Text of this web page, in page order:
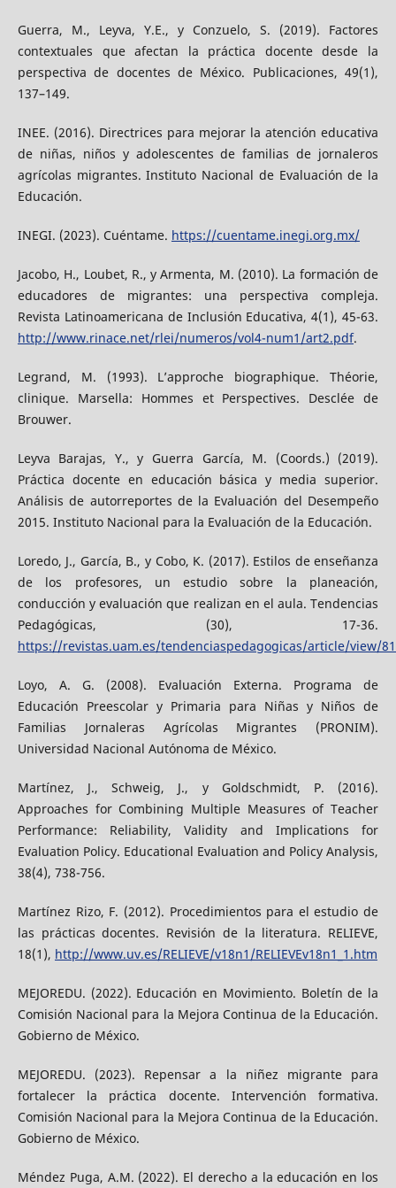
Guerra, M., Leyva, Y.E., y Conzuelo, S. (2019). Factores
contextuales que afectan la práctica docente desde la
perspectiva de docentes de México. Publicaciones, 49(1),
137–149.
INEE. (2016). Directrices para mejorar la atención educativa
de niñas, niños y adolescentes de familias de jornaleros
agrícolas migrantes. Instituto Nacional de Evaluación de la
Educación.
INEGI. (2023). Cuéntame. https://cuentame.inegi.org.mx/
Jacobo, H., Loubet, R., y Armenta, M. (2010). La formación de
educadores de migrantes: una perspectiva compleja.
Revista Latinoamericana de Inclusión Educativa, 4(1), 45-63.
http://www.rinace.net/rlei/numeros/vol4-num1/art2.pdf.
Legrand, M. (1993). L’approche biographique. Théorie,
clinique. Marsella: Hommes et Perspectives. Desclée de
Brouwer.
Leyva Barajas, Y., y Guerra García, M. (Coords.) (2019).
Práctica docente en educación básica y media superior.
Análisis de autorreportes de la Evaluación del Desempeño
2015. Instituto Nacional para la Evaluación de la Educación.
Loredo, J., García, B., y Cobo, K. (2017). Estilos de enseñanza
de los profesores, un estudio sobre la planeación,
conducción y evaluación que realizan en el aula. Tendencias
Pedagógicas, (30), 17-36.
https://revistas.uam.es/tendenciaspedagogicas/article/view/
Loyo, A. G. (2008). Evaluación Externa. Programa de
Educación Preescolar y Primaria para Niñas y Niños de
Familias Jornaleras Agrícolas Migrantes (PRONIM).
Universidad Nacional Autónoma de México.
Martínez, J., Schweig, J., y Goldschmidt, P. (2016).
Approaches for Combining Multiple Measures of Teacher
Performance: Reliability, Validity and Implications for
Evaluation Policy. Educational Evaluation and Policy Analysis,
38(4), 738-756.
Martínez Rizo, F. (2012). Procedimientos para el estudio de
las prácticas docentes. Revisión de la literatura. RELIEVE,
18(1), http://www.uv.es/RELIEVE/v18n1/RELIEVEv18n1_1.htm
MEJOREDU. (2022). Educación en Movimiento. Boletín de la
Comisión Nacional para la Mejora Continua de la Educación.
Gobierno de México.
MEJOREDU. (2023). Repensar a la niñez migrante para
fortalecer la práctica docente. Intervención formativa.
Comisión Nacional para la Mejora Continua de la Educación.
Gobierno de México.
Méndez Puga, A.M. (2022). El derecho a la educación en los